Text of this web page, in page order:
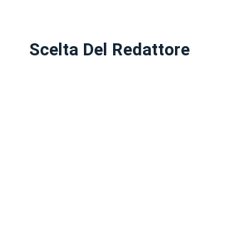
Scelta Del Redattore